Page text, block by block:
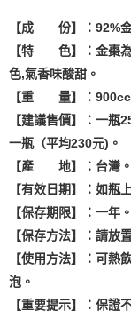
【成 份】：92%金
【特 色】：金棗為
色,氣香味酸甜。
【重 量】：900cc
【建議售價】：一瓶
一瓶（平均230元)。
【產 地】：台灣。
【有效日期】：如瓶
【保存期限】：一年。
【保存方法】：請放
【使用方法】：可熱
泡。
【重要提示】：保證